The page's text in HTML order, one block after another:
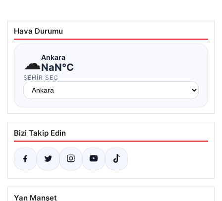
Hava Durumu
☁Ankara
NaN°C
ŞEHIR SEÇ
Bizi Takip Edin
Yan Manşet